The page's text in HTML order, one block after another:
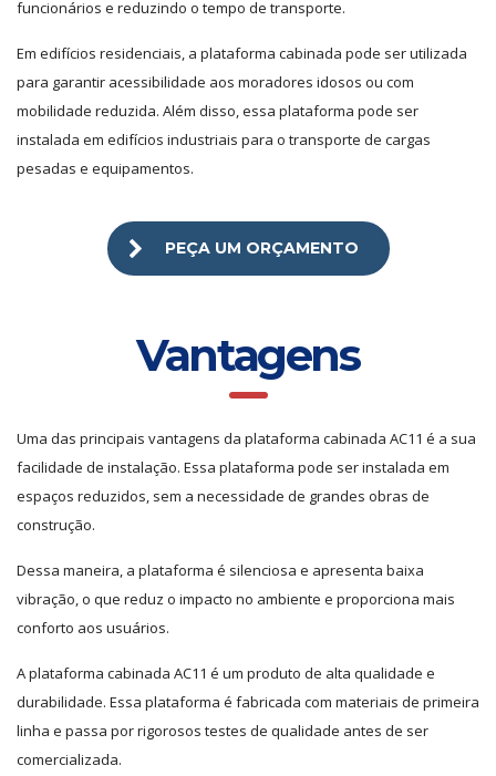
funcionários e reduzindo o tempo de transporte.
Em edifícios residenciais, a plataforma cabinada pode ser utilizada
para garantir acessibilidade aos moradores idosos ou com
mobilidade reduzida. Além disso, essa plataforma pode ser
instalada em edifícios industriais para o transporte de cargas
pesadas e equipamentos.
PEÇA UM ORÇAMENTO
Vantagens
Uma das principais vantagens da plataforma cabinada AC11 é a sua
facilidade de instalação. Essa plataforma pode ser instalada em
espaços reduzidos, sem a necessidade de grandes obras de
construção.
Dessa maneira, a plataforma é silenciosa e apresenta baixa
vibração, o que reduz o impacto no ambiente e proporciona mais
conforto aos usuários.
A plataforma cabinada AC11 é um produto de alta qualidade e
durabilidade. Essa plataforma é fabricada com materiais de primeira
linha e passa por rigorosos testes de qualidade antes de ser
comercializada.